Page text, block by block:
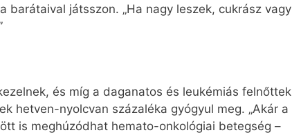
barátaival játsszon. „Ha nagy leszek, cukrász vagy
és míg a daganatos és leukémiás felnőttek
hetven-nyolcvan százaléka gyógyul meg. „Akár a
is meghúzódhat hemato-onkológiai betegség –